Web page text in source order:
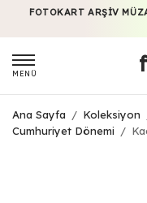
FOTOKART ARŞIV
MENÜ
Ana Sayfa / Koleksiyon
Cumhuriyet Dönemi
/